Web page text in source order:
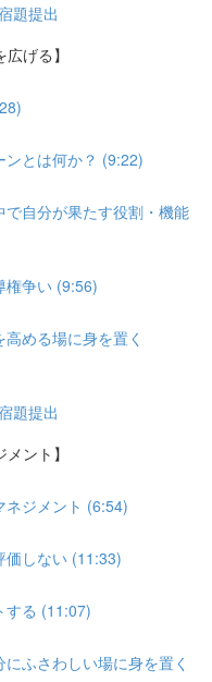
題提出
げる】
とは何か？ (9:22)
自分が果たす役割・機能
争い (9:56)
める場に身を置く
題提出
ント】
ジメント (6:54)
しない (11:33)
る (11:07)
ふさわしい場に身を置く